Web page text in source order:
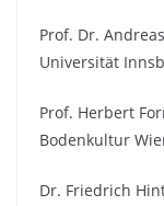
Prof. Dr.
Universität
Prof. Herbert
Bodenkultur
Dr. Friedrich